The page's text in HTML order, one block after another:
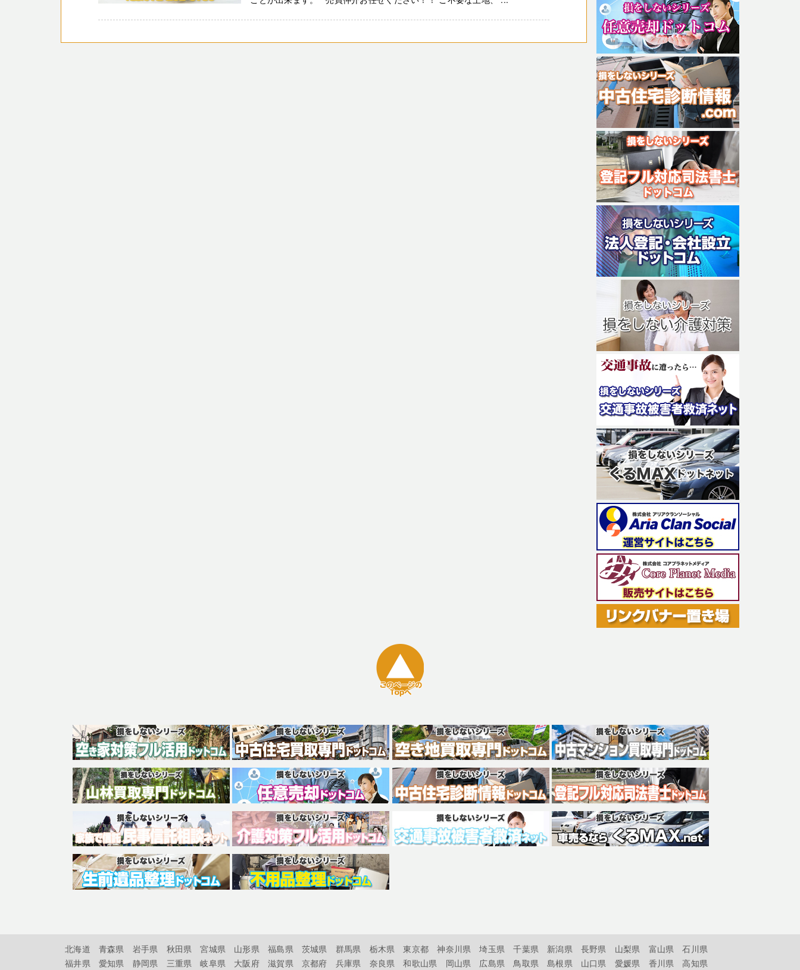
北海道 青森県 岩手県 秋田県 宮城県 山形県 福島県 茨城県 群馬県 栃木県 東京都 神奈川県 埼玉県 千葉県 新潟県 長野県 山梨県 富山県
石川県
福井県
愛知県 静岡県 三重県 岐阜県 大阪府 滋賀県 京都府 兵庫県 奈良県 和歌山県 岡山県 広島県 鳥取県 島根県 山口県 愛媛県 香川県 高知県